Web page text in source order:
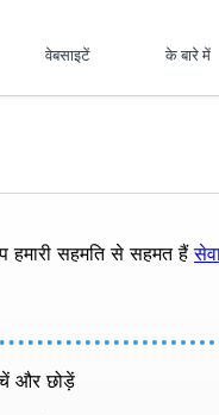
वेबसाइटें के बारे में
हमारी सहमति से सहमत हैं
और छोड़ें